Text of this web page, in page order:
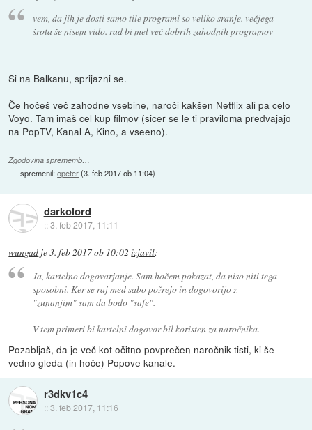
vem, da jih je dosti samo tile programi so veliko sranje. večjega
šrota še nisem vido. rad bi mel več dobrih zahodnih programov
Si na Balkanu, sprijazni se.
Če hočeš več zahodne vsebine, naroči kakšen Netflix ali pa celo
Voyo. Tam imaš cel kup filmov (sicer se le ti praviloma predvajajo
na PopTV, Kanal A, Kino, a vseeno).
Zgodovina sprememb…
spremenil:opeter(3. feb 2017 ob 11:04)
darkolord
::3. feb 2017, 11:11
wungad je3. feb 2017 ob 10:02 izjavil:
Ja, kartelno dogovarjanje. Sam hočem pokazat, da niso niti tega
sposobni. Ker se raj med sabo požrejo in dogovorijo z
"zunanjim" sam da bodo "safe".
V tem primeri bi kartelni dogovor bil koristen za naročnika.
Pozabljaš, da je več kot očitno povprečen naročnik tisti, ki še
vedno gleda (in hoče) Popove kanale.
r3dkv1c4
::3. feb 2017, 11:16